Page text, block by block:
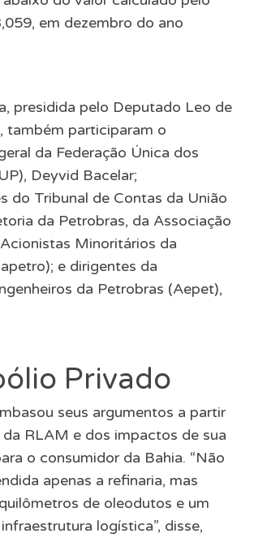
em dezembro do ano
presidida pelo Deputado Leo de
também participaram o
da Federação Única dos
Deyvid Bacelar;
do Tribunal de Contas da União
da Petrobras, da Associação
Minoritários da
e dirigentes da
da Petrobras (Aepet),
Privado
seus argumentos a partir
RLAM e dos impactos de sua
o consumidor da Bahia. “Não
apenas a refinaria, mas
de oleodutos e um
logística”, disse,